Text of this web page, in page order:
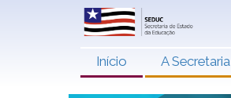
Início A Secretaria